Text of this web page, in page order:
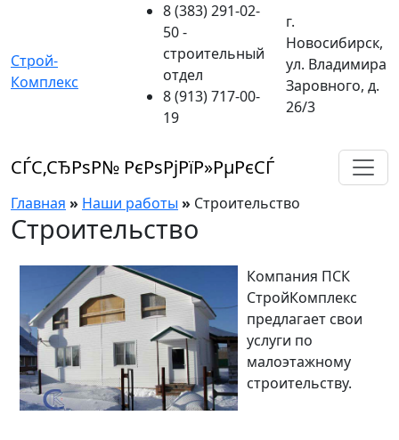
Строй-
Комплекс
8 (383) 291-02-
50-
строительный
отдел
8 (913) 717-00-
19
г.
Новосибирск,
ул. Владимира
Заровного, д.
26/3
СЃС‚СЂРѕР№ РєРѕРјРїР»РµРєСЃ
Главная » Наши работы » Строительство
Строительство
Компания ПСК
СтройКомплекс
предлагает свои
услуги по
малоэтажному
строительству.